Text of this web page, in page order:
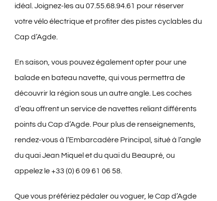
idéal. Joignez-les au 07.55.68.94.61 pour réserver
votre vélo électrique et profiter des pistes cyclables du
Cap d’Agde.
En saison, vous pouvez également opter pour une
balade en bateau navette, qui vous permettra de
découvrir la région sous un autre angle. Les coches
d’eau offrent un service de navettes reliant différents
points du Cap d’Agde. Pour plus de renseignements,
rendez-vous à l’Embarcadère Principal, situé à l’angle
du quai Jean Miquel et du quai du Beaupré, ou
appelez le +33 (0) 6 09 61 06 58.
Que vous préfériez pédaler ou voguer, le Cap d’Agde